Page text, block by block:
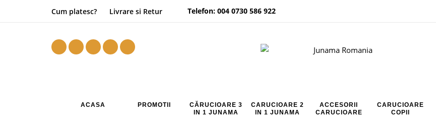
Cum platesc? Livrare si Retur Telefon: 004 0730 586 922
ACASA PROMOTII
CĂRUCIOARE 3
IN 1 JUNAMA
CARUCIOARE 2
IN 1 JUNAMA
ACCESORII
CARUCIOARE
CARUCIOARE
COPII